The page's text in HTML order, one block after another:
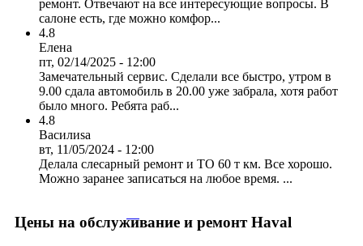
ремонт. Отвечают на все интересующие вопросы. В
салоне есть, где можно комфор...
4.8
Елена
пт, 02/14/2025 - 12:00
Замечательный сервис. Сделали все быстро, утром в
9.00 сдала автомобиль в 20.00 уже забрала, хотя работ
было много. Ребята раб...
4.8
Василиsa
вт, 11/05/2024 - 12:00
Делала слесарный ремонт и ТО 60 т км. Все хорошо.
Можно заранее записаться на любое время. ...
Цены на обслуживание и ремонт Haval